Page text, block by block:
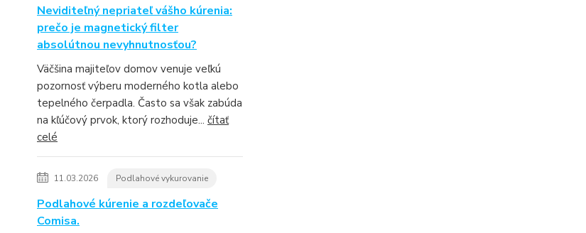
Neviditeľný nepriateľ vášho kúrenia:
prečo je magnetický filter
absolútnou nevyhnutnosťou?
Väčšina majiteľov domov venuje veľkú
pozornosť výberu moderného kotla alebo
tepelného čerpadla. Často sa však zabúda
na kľúčový prvok, ktorý rozhoduje... čítať
celé
11.03.2026 Podlahové vykurovanie
Podlahové kúrenie a rozdeľovače
Comisa.